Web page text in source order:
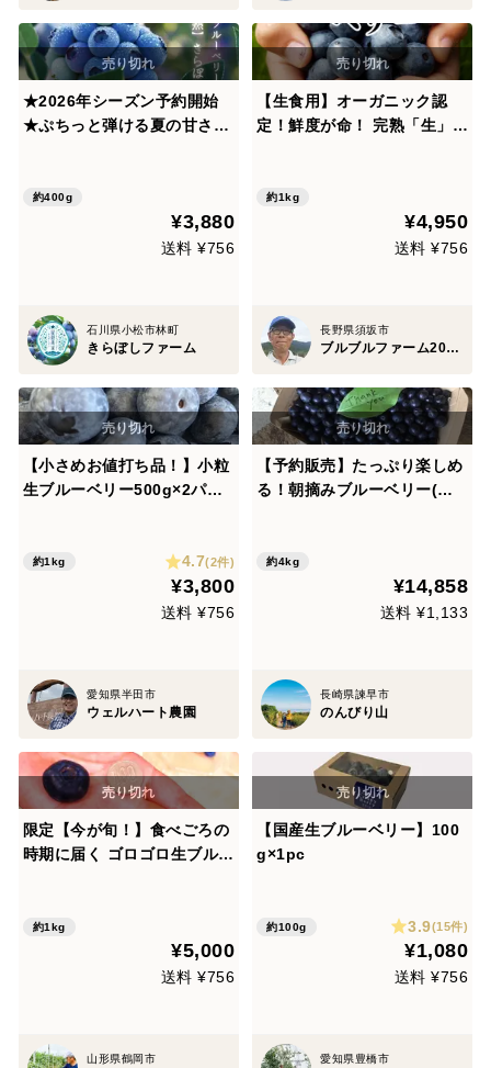
★2026年シーズン予約開始
★ぷちっと弾ける夏の甘さ！
約400g
¥3,880
送料 ¥756
石川県小松市林町
きらぼしファーム
【生食用】オーガニック認
定！鮮度が命！ 完熟「生」ブ
約1kg
¥4,950
送料 ¥756
長野県須坂市
ブルブルファーム20 bulubulu-farm.com
【小さめお値打ち品！】小粒
生ブルーベリー500g×2パッ
約1kg 4.7(2件)
¥3,800
送料 ¥756
愛知県半田市
ウェルハート農園
【予約販売】たっぷり楽しめ
る！朝摘みブルーベリー(無
約4kg
¥14,858
送料 ¥1,133
長崎県諫早市
のんびり山
限定【今が旬！】食べごろの
時期に届く ゴロゴロ生ブルー
約1kg
¥5,000
送料 ¥756
山形県鶴岡市
【国産生ブルーベリー】100
g×1pc
約100g 3.9(15件)
¥1,080
送料 ¥756
愛知県豊橋市